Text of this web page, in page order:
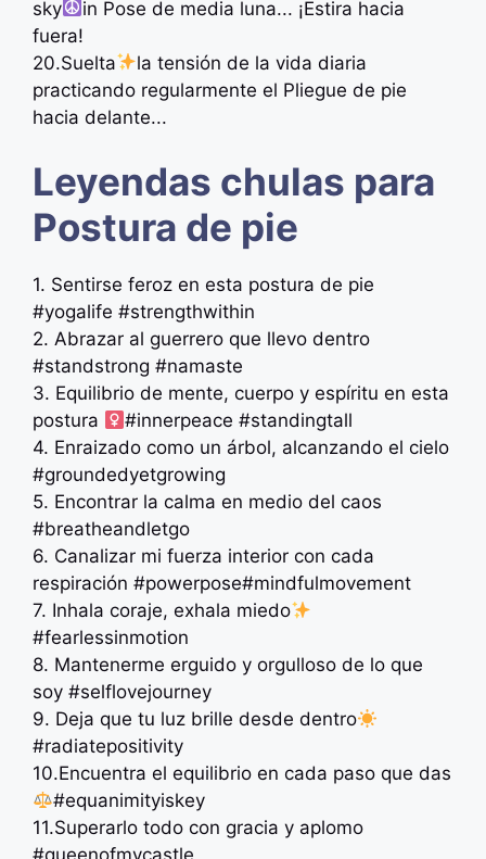
sky
in Pose de media luna... ¡Estira hacia
fuera!
20.Suelta
la tensión de la vida diaria
practicando regularmente el Pliegue de pie
hacia delante...
Leyendas chulas para
Postura de pie
1. Sentirse feroz en esta postura de pie
#yogalife #strengthwithin
2. Abrazar al guerrero que llevo dentro
#standstrong #namaste
3. Equilibrio de mente, cuerpo y espíritu en esta
postura ‍
#innerpeace #standingtall
4. Enraizado como un árbol, alcanzando el cielo
#groundedyetgrowing
5. Encontrar la calma en medio del caos
#breatheandletgo
6. Canalizar mi fuerza interior con cada
respiración #powerpose#mindfulmovement
7. Inhala coraje, exhala miedo
#fearlessinmotion
8. Mantenerme erguido y orgulloso de lo que
soy #selflovejourney
9. Deja que tu luz brille desde dentro
#radiatepositivity
10.Encuentra el equilibrio en cada paso que das
#equanimityiskey
11.Superarlo todo con gracia y aplomo
#queenofmycastle